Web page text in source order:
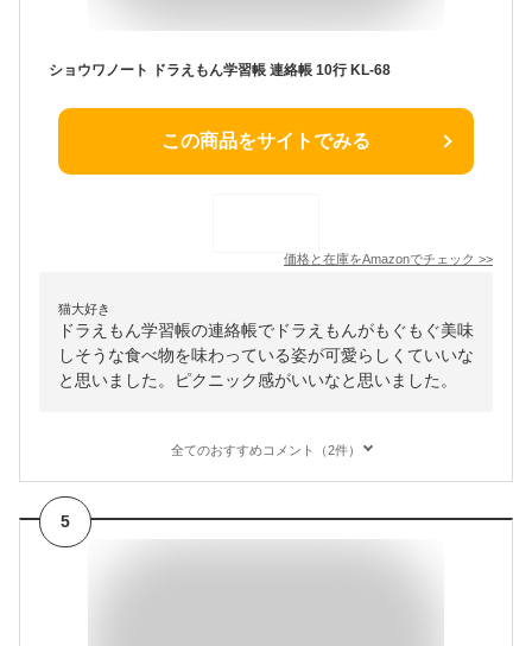
ショウワノート ドラえもん学習帳 連絡帳 10行 KL-68
この商品をサイトでみる
価格と在庫をAmazonでチェック >>
猫大好き
ドラえもん学習帳の連絡帳でドラえもんがもぐもぐ美味
しそうな食べ物を味わっている姿が可愛らしくていいな
と思いました。ピクニック感がいいなと思いました。
全てのおすすめコメント（2件）
5